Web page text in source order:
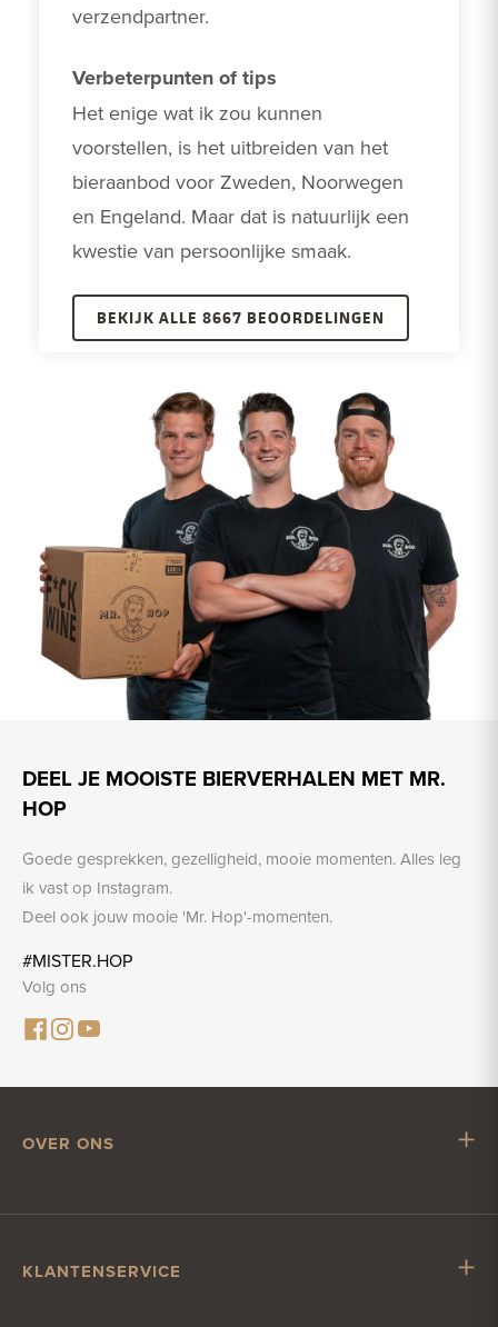
verzendpartner.
Verbeterpunten of tips
Het enige wat ik zou kunnen
voorstellen, is het uitbreiden van het
bieraanbod voor Zweden, Noorwegen
en Engeland. Maar dat is natuurlijk een
kwestie van persoonlijke smaak.
BEKIJK ALLE 8667 BEOORDELINGEN
DEEL JE MOOISTE BIERVERHALEN MET MR.
HOP
Goede gesprekken, gezelligheid, mooie momenten. Alles leg
ik vast op Instagram.
Deel ook jouw mooie 'Mr. Hop'-momenten.
#MISTER.HOP
Volg ons
OVER ONS
Vacatures
KLANTENSERVICE